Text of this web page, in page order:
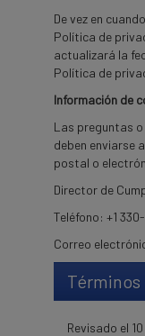
De vez en
Política de
actualizará la
Política de
Información de
Las preguntas
deben enviarse
postal o
Director de
Teléfono: +1
Correo
Términos
Revisado el